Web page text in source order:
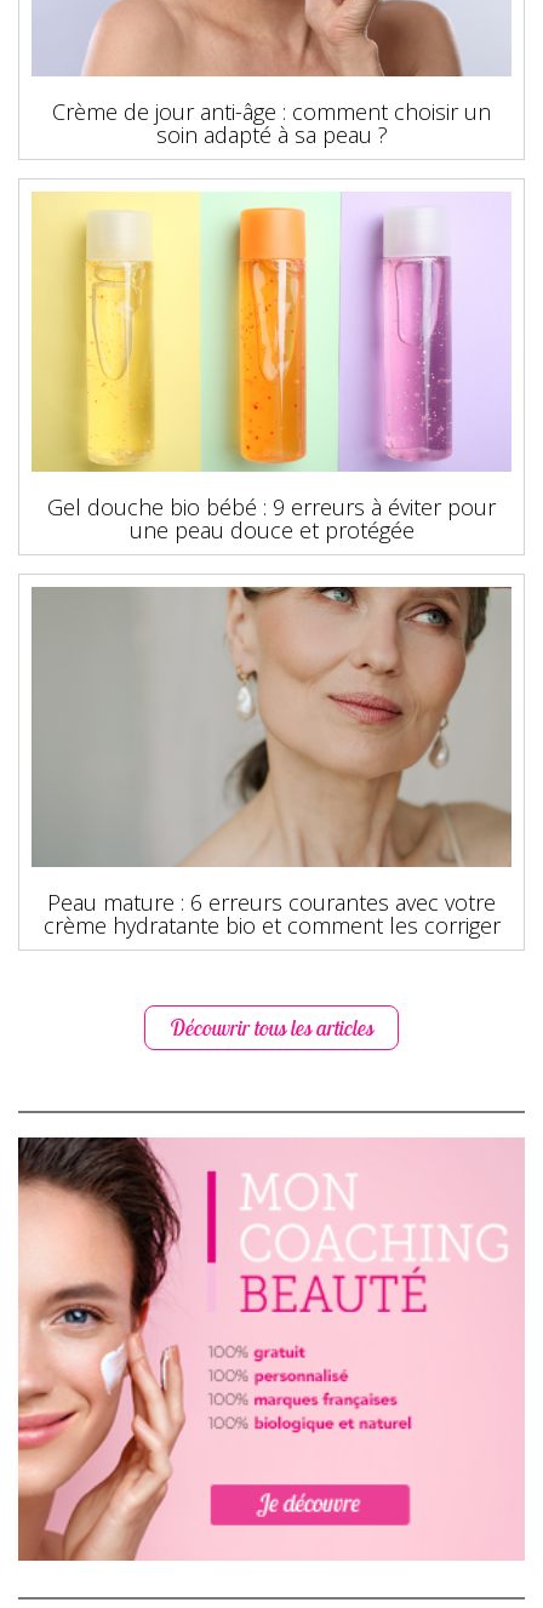
Crème de jour anti-âge : comment choisir un
soin adapté à sa peau ?
Gel douche bio bébé : 9 erreurs à éviter pour
une peau douce et protégée
Peau mature : 6 erreurs courantes avec votre
crème hydratante bio et comment les corriger
Découvrir tous les articles